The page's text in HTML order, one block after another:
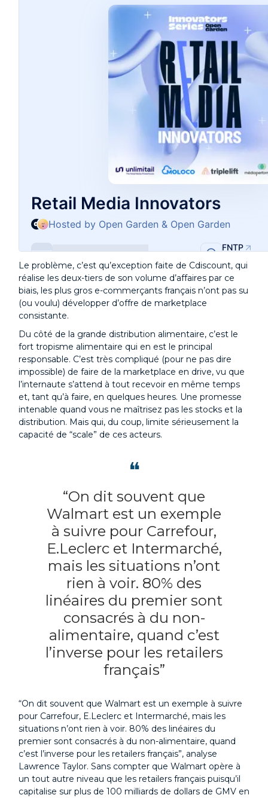
Le problème, c’est qu’exception faite de Cdiscount, qui
réalise les deux-tiers de son volume d’affaires par ce
biais, les plus gros e-commerçants français n’ont pas su
(ou voulu) développer d’offre de marketplace
consistante.
Du côté de la grande distribution alimentaire, c’est le
fort tropisme alimentaire qui en est le principal
responsable. C’est très compliqué (pour ne pas dire
impossible) de faire de la marketplace en drive, vu que
l’internaute s’attend à tout recevoir en même temps
et, tant qu’à faire, en quelques heures. Une promesse
intenable quand vous ne maîtrisez pas les stocks et la
distribution. Mais qui, du coup, limite sérieusement la
capacité de “scale” de ces acteurs.
❝
“On dit souvent que
Walmart est un exemple
à suivre pour Carrefour,
E.Leclerc et Intermarché,
mais les situations n’ont
rien à voir. 80% des
linéaires du premier sont
consacrés à du non-
alimentaire, quand c’est
l’inverse pour les retailers
français”
“On dit souvent que Walmart est un exemple à suivre
pour Carrefour, E.Leclerc et Intermarché, mais les
situations n’ont rien à voir. 80% des linéaires du
premier sont consacrés à du non-alimentaire, quand
c’est l’inverse pour les retailers français”, analyse
Lawrence Taylor. Sans compter que Walmart opère à
un tout autre niveau que les retailers français puisqu’il
capitalise sur plus de 100 milliards de dollars de GMV en